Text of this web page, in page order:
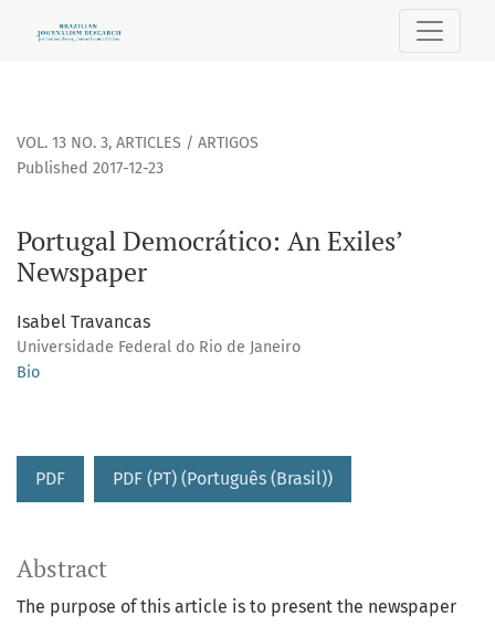
VOL. 13 NO. 3, ARTICLES / ARTIGOS
Portugal Democrático: An Exiles’
Newspaper
Published 2017-12-23
Isabel Travancas
Universidade Federal do Rio de Janeiro
Bio
PDF PDF (PT) (Português (Brasil))
Abstract
The purpose of this article is to present the newspaper